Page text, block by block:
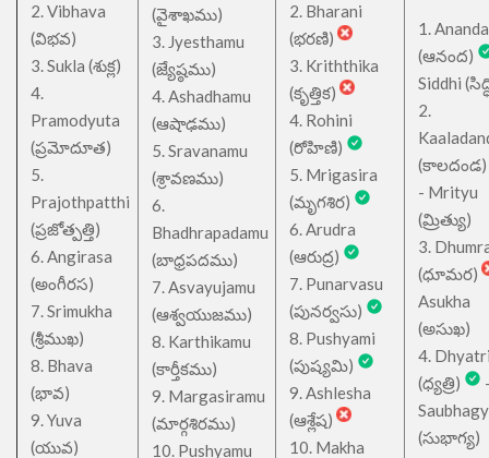
2. Vibhava
(విభవ)
3. Sukla (శుక్ల)
4.
Pramodyuta
(ప్రమోదూత)
5.
Prajothpatthi
(ప్రజోత్పత్తి)
6. Angirasa
(అంగీరస)
7. Srimukha
(శ్రీముఖ)
8. Bhava
(భావ)
9. Yuva
(యువ)
(వైశాఖము)
3. Jyesthamu
(జ్యేష్ఠము)
4. Ashadhamu
(ఆషాఢము)
5. Sravanamu
(శ్రావణము)
6.
Bhadhrapadamu
(బాధ్రపదము)
7. Asvayujamu
(ఆశ్వయుజము)
8. Karthikamu
(కార్తీకము)
9. Margasiramu
(మార్గశిరము)
10. Pushyamu
2. Bharani
(భరణి)
3. Kriththika
(కృత్తిక)
4. Rohini
(రోహిణి)
5. Mrigasira
(మృగశిర)
6. Arudra
(ఆరుద్ర)
7. Punarvasu
(పునర్వసు)
8. Pushyami
(పుష్యమి)
9. Ashlesha
(ఆశ్లేష)
10. Makha
1. Ananda
(ఆనంద)
Siddhi
2.
(కాలదండ)
- Mrityu
(మ్రిత్యు)
3.
(ధూమర)
Asukha
(అసుఖ)
4.
(ధ్యత్రి)
(సుభాగ్య)